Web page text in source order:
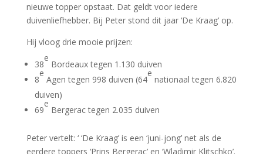
nieuwe topper opstaat. Dat geldt voor iedere
duivenliefhebber. Bij Peter stond dit jaar ‘De Kraag’ op.
Hij vloog drie mooie prijzen:
38
e
Bordeaux tegen 1.130 duiven
8
e
Agen tegen 998 duiven (64
e
nationaal tegen 6.820
duiven)
69
e
Bergerac tegen 2.035 duiven
Peter vertelt: ‘ ‘De Kraag’ is een ‘juni-jong’ net als de
eerdere toppers ‘Prins Bergerac’ en ‘Wladimir Klitschko’.